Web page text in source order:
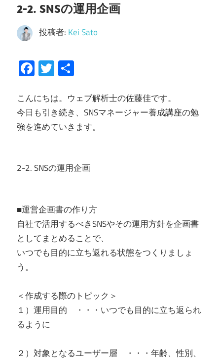
2-2. SNSの運用企画
投稿者: Kei Sato
Facebook
Twitter
こんにちは。ウェブ解析士の佐藤佳です。
今日も引き続き、SNSマネージャー養成講座の勉
強を進めていきます。
2-2. SNSの運用企画
■運営企画書の作り方
自社で活用するべきSNSやその運用方針を企画書
としてまとめることで、
いつでも目的に立ち返れる状態をつくりましょ
う。
＜作成する際のトピック＞
１）運用目的 ・・・いつでも目的に立ち返られ
るように
２）対象となるユーザー層 ・・・年齢、性別、